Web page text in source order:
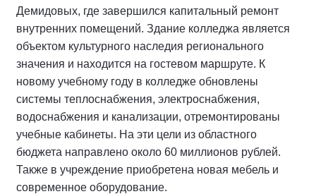
Демидовых, где завершился капитальный ремонт
внутренних помещений. Здание колледжа является
объектом культурного наследия регионального
значения и находится на гостевом маршруте. К
новому учебному году в колледже обновлены
системы теплоснабжения, электроснабжения,
водоснабжения и канализации, отремонтированы
учебные кабинеты. На эти цели из областного
бюджета направлено около 60 миллионов рублей.
Также в учреждение приобретена новая мебель и
современное оборудование.